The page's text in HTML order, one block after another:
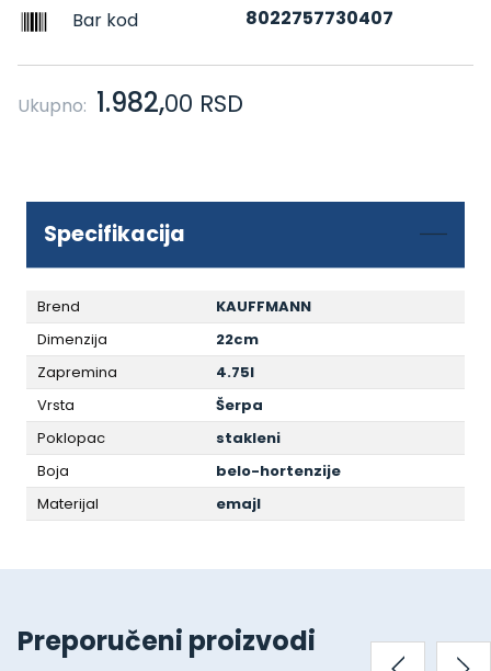
Bar kod 8022757730407
Ukupno: 1.982,00 RSD
Specifikacija
Brend
KAUFFMANN
Dimenzija
22cm
Zapremina
4.75l
Vrsta
Šerpa
Poklopac
stakleni
Boja
belo-hortenzije
Materijal
emajl
Preporučeni proizvodi